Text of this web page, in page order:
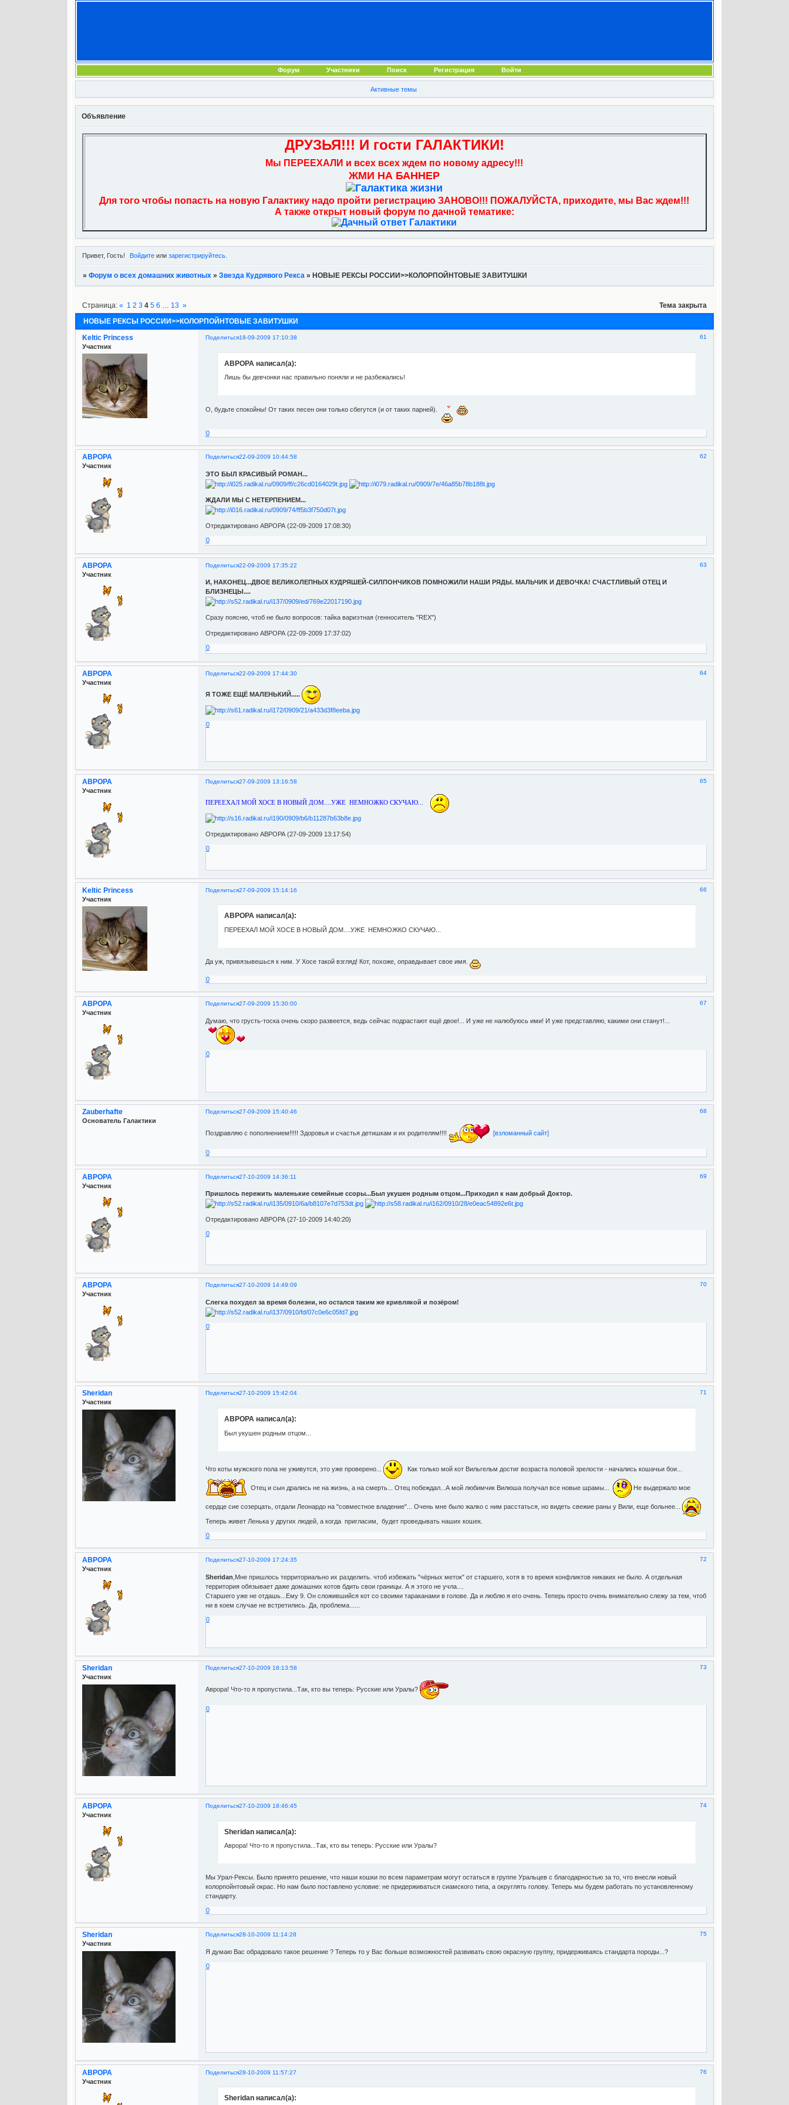
Форум Участники Поиск Регистрация Войти
Активные темы
Объявление
ДРУЗЬЯ!!! И гости ГАЛАКТИКИ!
Мы ПЕРЕЕХАЛИ и всех всех ждем по новому адресу!!!
ЖМИ НА БАННЕР
Для того чтобы попасть на новую Галактику надо пройти регистрацию ЗАНОВО!!! ПОЖАЛУЙСТА, приходите, мы Вас ждем!!!
А также открыт новый форум по дачной тематике:
Привет, Гость! Войдите илизарегистрируйтесь
» Форум о всех домашних животных » Звезда Кудрявого Рекса » НОВЫЕ РЕКСЫ РОССИИ>>КОЛОРПОЙНТОВЫЕ ЗАВИТУШКИ
НОВЫЕ РЕКСЫ РОССИИ>>КОЛОРПОЙНТОВЫЕ ЗАВИТУШКИ
Страница: « 1 2 3 4 5 6 … 13 » Тема закрыта
Поделиться 61
18-09-2009 17:10:38
Keltic Princess
Участник
АВРОРА написал(а):
Лишь бы девчонки нас правильно поняли и не разбежались!
О, будьте спокойны! От таких песен они только сбегутся (и от таких парней).
0
Поделиться 62
22-09-2009 10:44:58
АВРОРА
Участник
ЭТО БЫЛ КРАСИВЫЙ РОМАН...
ЖДАЛИ МЫ С НЕТЕРПЕНИЕМ...
Отредактировано АВРОРА (22-09-2009 17:08:30)
0
Поделиться 63
22-09-2009 17:35:22
АВРОРА
Участник
И, НАКОНЕЦ...ДВОЕ ВЕЛИКОЛЕПНЫХ КУДРЯШЕЙ-СИЛПОНЧИКОВ ПОМНОЖИЛИ НАШИ РЯДЫ. МАЛЬЧИК И ДЕВОЧКА! СЧАСТЛИВЫЙ ОТЕЦ И
БЛИЗНЕЦЫ....
Сразу поясню, чтоб не было вопросов: тайка вариэтная (генноситель "REX")
Отредактировано АВРОРА (22-09-2009 17:37:02)
0
Поделиться 64
22-09-2009 17:44:30
АВРОРА
Участник
Я ТОЖЕ ЕЩЁ МАЛЕНЬКИЙ.....
0
Поделиться 65
27-09-2009 13:16:58
АВРОРА
Участник
ПЕРЕЕХАЛ МОЙ ХОСЕ В НОВЫЙ ДОМ....УЖЕ НЕМНОЖКО СКУЧАЮ...
Отредактировано АВРОРА (27-09-2009 13:17:54)
0
Поделиться 66
27-09-2009 15:14:16
Keltic Princess
Участник
АВРОРА написал(а):
ПЕРЕЕХАЛ МОЙ ХОСЕ В НОВЫЙ ДОМ....УЖЕ НЕМНОЖКО СКУЧАЮ...
Да уж, привязывешься к ним. У Хосе такой взгляд! Кот, похоже, оправдывает свое имя.
0
Поделиться 67
27-09-2009 15:30:00
АВРОРА
Участник
Думаю, что грусть-тоска очень скоро развеется, ведь сейчас подрастают ещё двое!... И уже не налюбуюсь ими! И уже представляю, какими они станут!...
0
Поделиться 68
27-09-2009 15:40:46
Zauberhafte
Основатель Галактики
Поздравляю с пополнением!!!!! Здоровья и счастья детишкам и их родителям!!!!
[взломанный сайт]
0
Поделиться 69
27-10-2009 14:36:11
АВРОРА
Участник
Пришлось пережить маленькие семейные ссоры...Был укушен родным отцом...Приходил к нам добрый Доктор.
Отредактировано АВРОРА (27-10-2009 14:40:20)
0
Поделиться 70
27-10-2009 14:49:09
АВРОРА
Участник
Слегка похудел за время болезни, но остался таким же кривлякой и позёром!
0
Поделиться 71
27-10-2009 15:42:04
Sheridan
Участник
АВРОРА написал(а):
Был укушен родным отцом...
Что коты мужского пола не уживутся, это уже проверено... Как только мой кот Вильгельм достиг возраста половой зрелости - начались кошачьи бои...
Отец и сын дрались не на жизнь, а на смерть... Отец побеждал...А мой любимчик Вилюша получал все новые шрамы... Не выдержало мое
сердце сие созерцать, отдали Леонардо на "совместное владение"... Очень мне было жалко с ним расстаться, но видеть свежие раны у Вили, еще больнее...
Теперь живет Ленька у других людей, а когда пригласим, будет проведывать наших кошек.
0
Поделиться 72
27-10-2009 17:24:35
АВРОРА
Участник
Sheridan ,Мне пришлось территориально их разделить. чтоб избежать "чёрных меток" от старшего, хотя в то время конфликтов никаких не было. А отдельная
территория обязывает даже домашних котов бдить свои границы. А я этого не учла....
Старшего уже не отдашь...Ему 9. Он сложившийся кот со своими тараканами в голове. Да и люблю я его очень. Теперь просто очень внимательно слежу за тем, чтоб
ни в коем случае не встретились. Да, проблема......
0
Поделиться 73
27-10-2009 18:13:58
Sheridan
Участник
Аврора! Что-то я пропустила...Так, кто вы теперь: Русские или Уралы?
0
Поделиться 74
27-10-2009 18:46:45
АВРОРА
Участник
Sheridan написал(а):
Аврора! Что-то я пропустила...Так, кто вы теперь: Русские или Уралы?
Мы Урал-Рексы. Было принято решение, что наши кошки по всем параметрам могут остаться в группе Уральцев с благодарностью за то, что внесли новый
колорпойнтовый окрас. Но нам было поставлено условие: не придерживаться сиамского типа, а округлять голову. Теперь мы будем работать по установленному
стандарту.
0
Поделиться 75
28-10-2009 11:14:28
Sheridan
Участник
Я думаю Вас обрадовало такое решение ? Теперь то у Вас больше возможностей развивать свою окрасную группу, придерживаясь стандарта породы...?
0
Поделиться 76
28-10-2009 11:57:27
АВРОРА
Участник
Sheridan написал(а):